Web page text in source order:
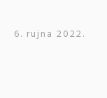
6. rujna 2022.